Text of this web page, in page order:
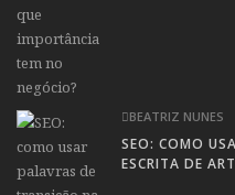
BEATRIZ NUNES
SEO: COMO
ESCRITA DE